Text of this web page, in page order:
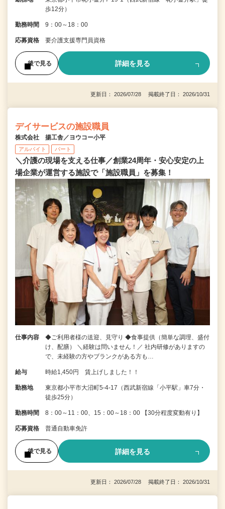
歩12分）
勤務時間 9：00～18：00
応募資格 要介護支援専門員資格
後で見る 詳細を見る
更新日： 2026/07/28 掲載終了日： 2026/10/31
デイサービスの施設職員
株式会社 揚工舎／ヨウコー小平
アルバイト パート
＼介護の現場を支える仕事／創業24周年・安心安定の上
場企業が運営する施設で「施設職員」を募集！
仕事内容
◆ご利用者様の送迎、見守り ◆食事提供（簡単な調理、盛付
け、配膳） ＼経験は問いません！／ 社内研修がありますの
で、未経験の方やブランクがある方も…
給与 時給1,450円 賃上げしました！！
勤務地
東京都小平市大沼町5-4-17（西武新宿線「小平駅」車7分・
徒歩25分）
勤務時間 8：00～11：00、15：00～18：00 【30分程度変動有り】
応募資格 普通自動車免許
後で見る 詳細を見る
更新日： 2026/07/28 掲載終了日： 2026/10/31